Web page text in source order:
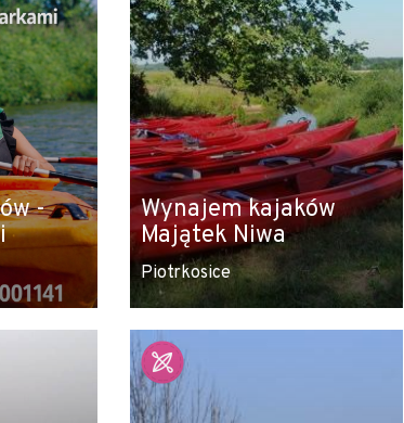
-
Wynajem kajaków
Majątek Niwa
Piotrkosice